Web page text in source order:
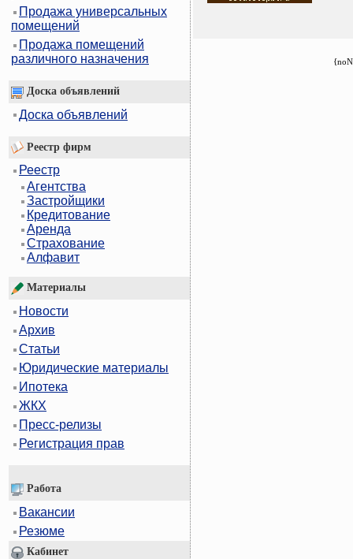
Продажа универсальных
помещений
Продажа помещений
различного назначения
Доска объявлений
Доска объявлений
Реестр фирм
Реестр
Агентства
Застройщики
Кредитование
Аренда
Страхование
Алфавит
Материалы
Новости
Архив
Статьи
Юридические материалы
Ипотека
ЖКХ
Пресс-релизы
Регистрация прав
Работа
Вакансии
Резюме
Кабинет